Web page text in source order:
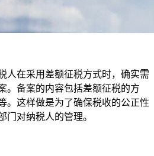
人在采用差额征税方式时，确实需
。备案的内容包括差额征税的方
。这样做是为了确保税收的公正性
门对纳税人的管理。